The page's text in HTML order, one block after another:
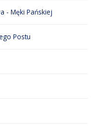
- Męki Pańskiej
Postu